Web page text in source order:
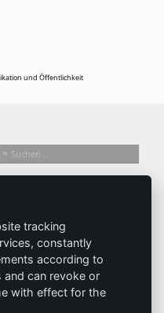
und Öffentlichkeit
tracking
constantly
according to
and can revoke or
with effect for the
Aktuelles
News